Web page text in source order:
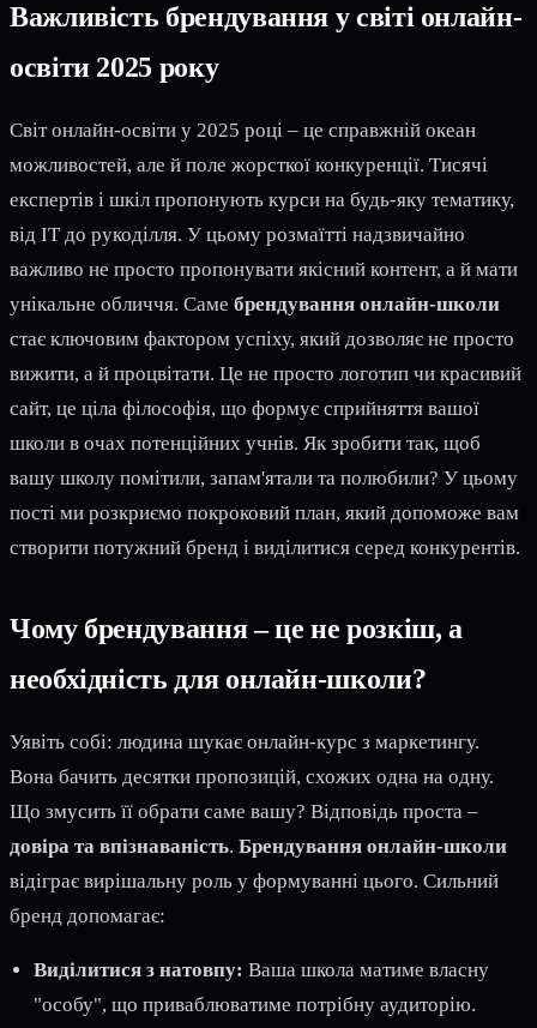
Важливість брендування у світі онлайн-
освіти 2025 року
Світ онлайн-освіти у 2025 році – це справжній океан
можливостей, але й поле жорсткої конкуренції. Тисячі
експертів і шкіл пропонують курси на будь-яку тематику,
від IT до рукоділля. У цьому розмаїтті надзвичайно
важливо не просто пропонувати якісний контент, а й мати
унікальне обличчя. Саме брендування онлайн-школи
стає ключовим фактором успіху, який дозволяє не просто
вижити, а й процвітати. Це не просто логотип чи красивий
сайт, це ціла філософія, що формує сприйняття вашої
школи в очах потенційних учнів. Як зробити так, щоб
вашу школу помітили, запам'ятали та полюбили? У цьому
пості ми розкриємо покроковий план, який допоможе вам
створити потужний бренд і виділитися серед конкурентів.
Чому брендування – це не розкіш, а
необхідність для онлайн-школи?
Уявіть собі: людина шукає онлайн-курс з маркетингу.
Вона бачить десятки пропозицій, схожих одна на одну.
Що змусить її обрати саме вашу? Відповідь проста –
довіра та впізнаваність. Брендування онлайн-школи
відіграє вирішальну роль у формуванні цього. Сильний
бренд допомагає:
Виділитися з натовпу: Ваша школа матиме власну
"особу", що приваблюватиме потрібну аудиторію.